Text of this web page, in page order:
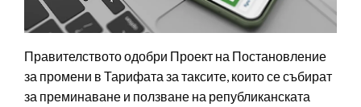
Правителството одобри Проект на Постановление
за промени в Тарифата за таксите, които се събират
за преминаване и ползване на републиканската